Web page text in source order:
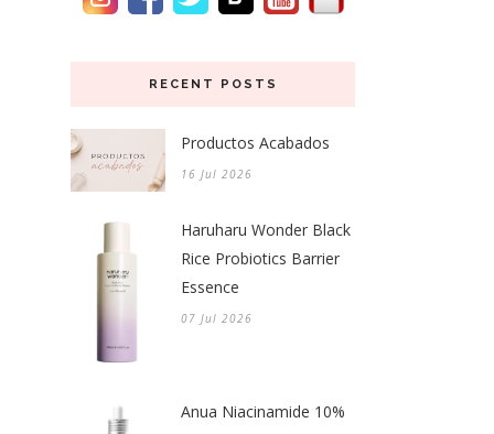
RECENT POSTS
Productos Acabados
16 Jul 2026
Haruharu Wonder Black
Rice Probiotics Barrier
Essence
07 Jul 2026
Anua Niacinamide 10%